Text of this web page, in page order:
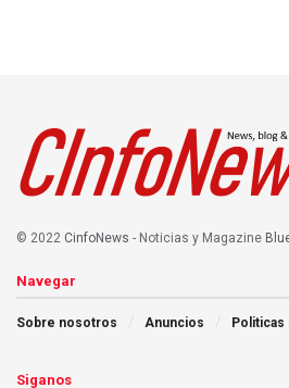
© 2022 CinfoNews - Noticias y Magazine
Navegar
Sobre nosotros Anuncios Politicas
Siganos